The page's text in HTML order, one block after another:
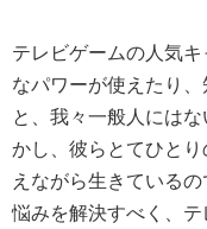
テレビゲームの人気
なパワーが使えたり
と、我々一般人には
かし、彼らとてひと
えながら生きている
悩みを解決すべく、